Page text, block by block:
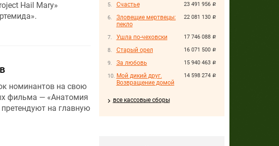
23 491 956 руб.
Счастье
22 081 130 руб.
Зловещие мертвецы:
пекло
17 746 088 руб.
Ушла по-чеховски
16 071 500 руб.
Старый орел
15 940 463 руб.
За любовь
14 598 274 руб.
Мой дикий друг.
Возвращение домой
все кассовые сборы
Hail Mary»
номинантов на свою
фильма — «Анатомия
на главную